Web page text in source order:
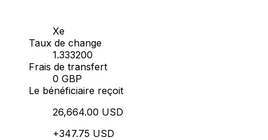
Xe
Taux de change
1.333200
Frais de transfert
0 GBP
Le bénéficiaire reçoit
26,664.00 USD
+347.75 USD